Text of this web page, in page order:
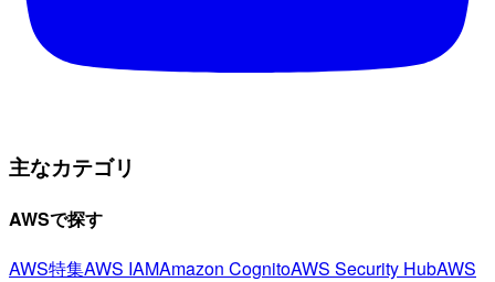
主なカテゴリ
AWSで探す
AWS特集AWS IAMAmazon CognitoAWS Security HubAWS